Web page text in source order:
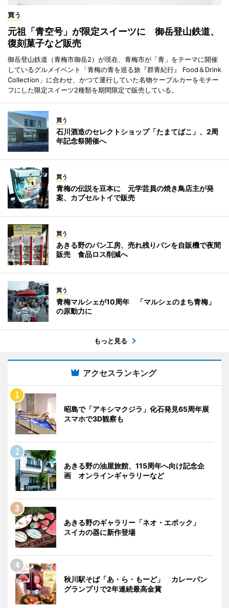
買う
元祖「青空号」が限定スイーツに 御岳登山鉄道、
復刻菓子など販売
御岳登山鉄道（青梅市御岳2）が現在、青梅市が「青」をテーマに開催
しているグルメイベント「青梅の青を巡る旅『群青紀行』 Food＆Drink
Collection」に合わせ、かつて運行していた名物ケーブルカーをモチー
フにした限定スイーツ2種類を期間限定で販売している。
買う
石川酒造のセレクトショップ「たまてばこ」、2周
年記念祭開催へ
買う
青梅の伝説を豆本に 元学芸員の焼き鳥店主が発
案、カプセルトイで販売
買う
あきる野のパン工房、売れ残りパンを自販機で夜間
販売 食品ロス削減へ
買う
青梅マルシェが10周年 「マルシェのまち青梅」
の原動力に
もっと見る
アクセスランキング
昭島で「アキシマクジラ」化石発見65周年展
スマホで3D観察も
あきる野の油屋旅館、115周年へ向け記念企
画 オンラインギャラリーなど
あきる野のギャラリー「ネオ・エポック」
スイカの器に新作登場
秋川駅そば「あ・ら・もーど」 カレーパン
グランプリで2年連続最高金賞